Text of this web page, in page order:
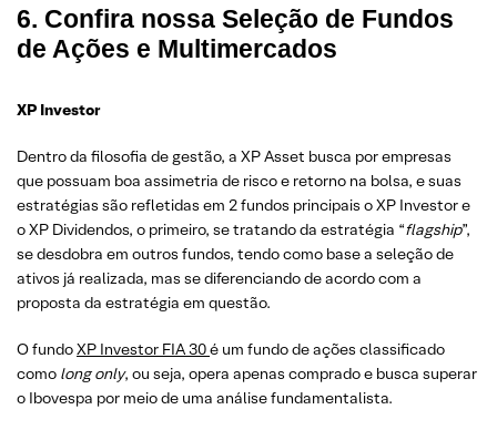
6. Confira nossa Seleção de Fundos
de Ações e Multimercados
XP Investor
Dentro da filosofia de gestão, a XP Asset busca por empresas
que possuam boa assimetria de risco e retorno na bolsa, e suas
estratégias são refletidas em 2 fundos principais o XP Investor e
o XP Dividendos, o primeiro, se tratando da estratégia “flagship”,
se desdobra em outros fundos, tendo como base a seleção de
ativos já realizada, mas se diferenciando de acordo com a
proposta da estratégia em questão.
O fundoXP Investor FIA 30é um fundo de ações classificado
como long only, ou seja, opera apenas comprado e busca superar
o Ibovespa por meio de uma análise fundamentalista.